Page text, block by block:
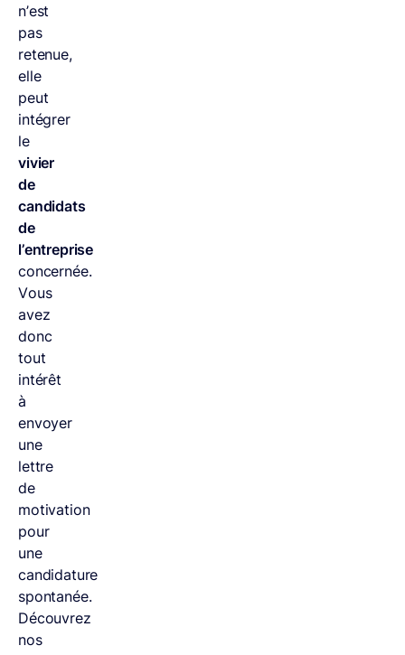
n’est
pas
retenue,
elle
peut
intégrer
le
vivier
de
candidats
de
l’entreprise
concernée.
Vous
avez
donc
tout
intérêt
à
envoyer
une
lettre
de
motivation
pour
une
candidature
spontanée.
Découvrez
nos